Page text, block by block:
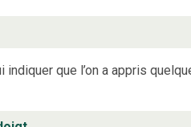
que l’on a appris